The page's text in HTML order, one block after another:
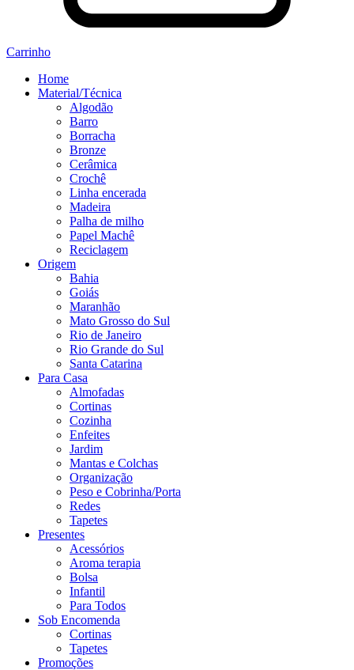
Carrinho
Home
Material/Técnica
Algodão
Barro
Borracha
Bronze
Cerâmica
Crochê
Linha encerada
Madeira
Palha de milho
Papel Machê
Reciclagem
Origem
Bahia
Goiás
Maranhão
Mato Grosso do Sul
Rio de Janeiro
Rio Grande do Sul
Santa Catarina
Para Casa
Almofadas
Cortinas
Cozinha
Enfeites
Jardim
Mantas e Colchas
Organização
Peso e Cobrinha/Porta
Redes
Tapetes
Presentes
Acessórios
Aroma terapia
Bolsa
Infantil
Para Todos
Sob Encomenda
Cortinas
Tapetes
Promoções